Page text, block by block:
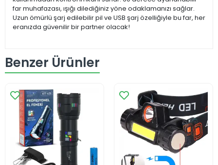
far muhafazası, ışığı dilediğiniz yöne odaklamanızı sağlar.
Uzun ömürlü şarj edilebilir pil ve USB şarj özelliğiyle bu far, her
eranızda güvenilir bir partner olacak!
Benzer Ürünler